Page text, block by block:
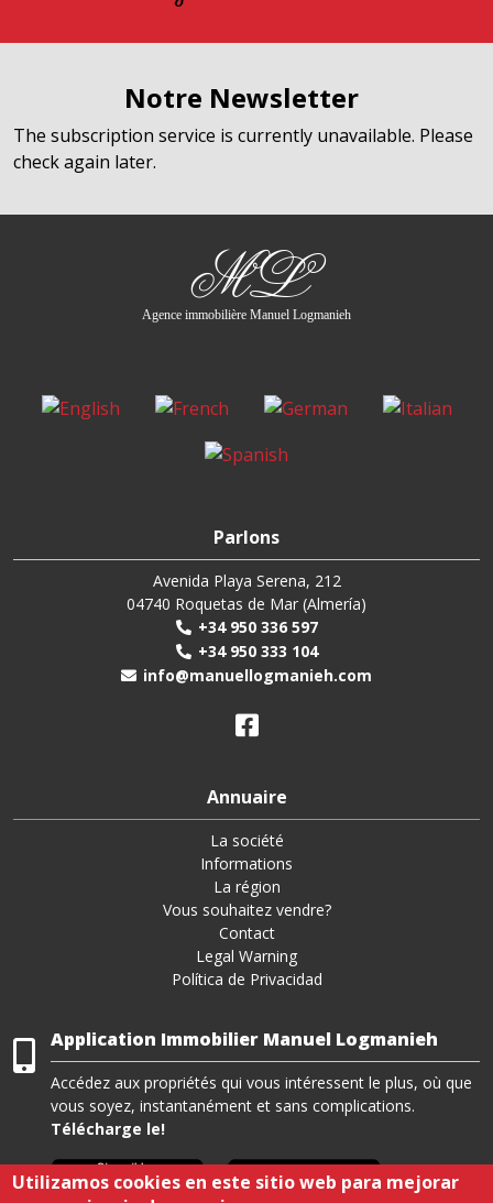
Notre Newsletter
The subscription service is currently unavailable. Please
check again later.
ML
Agence immobilière Manuel Logmanieh
Parlons
Avenida Playa Serena, 212
04740 Roquetas de Mar (Almería)
+34 950 336 597
+34 950 333 104
info@manuellogmanieh.com
Annuaire
La société
Informations
La région
Vous souhaitez vendre?
Contact
Legal Warning
Política de Privacidad
Application Immobilier Manuel Logmanieh
Accédez aux propriétés qui vous intéressent le plus, où que
vous soyez, instantanément et sans complications.
Télécharge le!
Utilizamos cookies en este sitio web para mejorar